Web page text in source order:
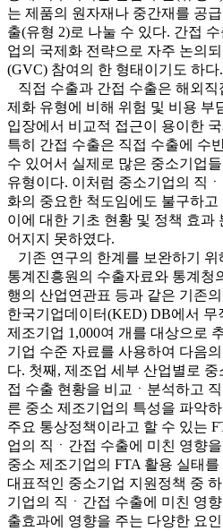
는 제품의 원자재나 중간재를 공
출(유형 2)로 나눌 수 있다. 간접
업의 국제화 전략으로 자주 논의
(GVC) 참여의 한 형태이기도 하다.
직접 수출과 간접 수출은 해외직
제화 유형에 비해 위험 및 비용 부
입장에서 비교적 접근이 용이한
특히 간접 수출은 직접 수출에 수
수 있어서 실제로 많은 중소기업
유형이다. 이처럼 중소기업의 직
화의 중요한 척도임에도 불구하
이에 대한 기초 현황 및 정책 효과
어지지 못하였다.
기존 연구의 한계를 보완하기 위
통계진흥원의 수출자료와 통계청
행의 산업연관표 등과 같은 기존
한국기업데이터(KED) DB에서
제조기업 1,000여 개를 대상으로
기업 수준 자료를 사용하여 다음
다. 첫째, 제조업 세부 산업별로
접 수출 현황을 비교ㆍ분석하고
른 중소 제조기업의 특성을 파악
주요 통상정책이라고 할 수 있는
업의 직ㆍ간접 수출에 미친 영향
중소 제조기업의 FTA 활용 실태
대표적인 중소기업 지원정책 중
기업의 직ㆍ간접 수출에 미친 영
출효과에 영향을 주는 다양한 요